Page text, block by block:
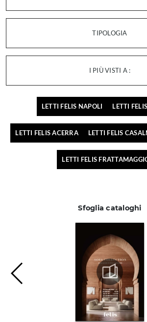
TIPOLOGIA
I PIÙ VISTI A :
LETTI FELIS NAPOLI LETTI
LETTI FELIS ACERRA LETTI FELIS
LETTI FELIS
Sfoglia cataloghi